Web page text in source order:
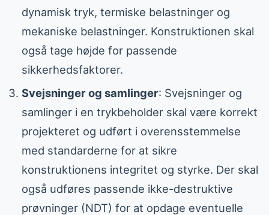
dynamisk tryk, termiske belastninger og
mekaniske belastninger. Konstruktionen skal
også tage højde for passende
sikkerhedsfaktorer.
Svejsninger og samlinger: Svejsninger og
samlinger i en trykbeholder skal være korrekt
projekteret og udført i overensstemmelse
med standarderne for at sikre
konstruktionens integritet og styrke. Der skal
også udføres passende ikke-destruktive
prøvninger (NDT) for at opdage eventuelle